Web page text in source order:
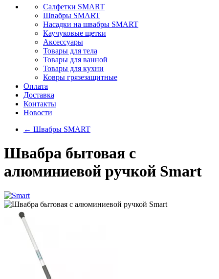
Салфетки SMART
Швабры SMART
Насадки на швабры SMART
Каучуковые щетки
Аксессуары
Товары для тела
Товары для ванной
Товары для кухни
Ковры грязезащитные
Оплата
Доставка
Контакты
Новости
← Швабры SMART
Швабра бытовая с
алюминиевой ручкой Smart